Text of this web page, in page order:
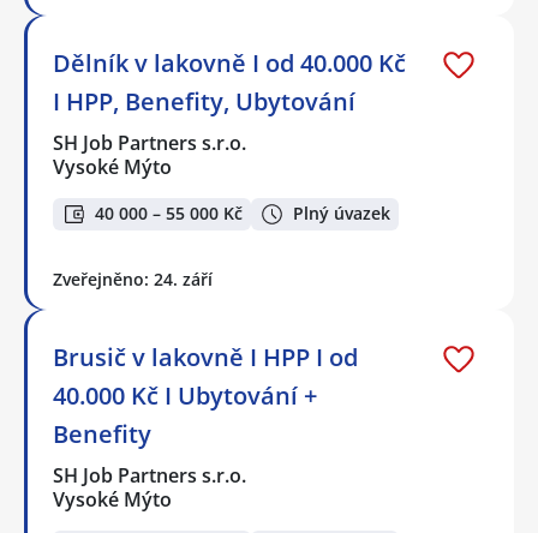
Dělník v lakovně I od 40.000 Kč
I HPP, Benefity, Ubytování
SH Job Partners s.r.o.
Vysoké Mýto
40 000 – 55 000 Kč Plný úvazek
Zveřejněno: 24. září
Brusič v lakovně I HPP I od
40.000 Kč I Ubytování +
Benefity
SH Job Partners s.r.o.
Vysoké Mýto